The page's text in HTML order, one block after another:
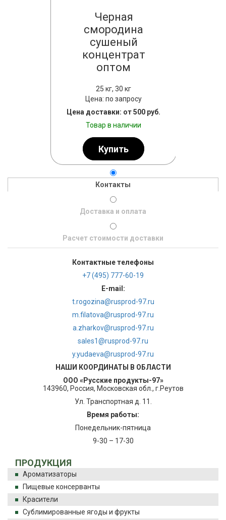
ПРОДУКЦИЯ
Ароматизаторы
Пищевые консерванты
Красители
Сублимированные ягоды и фрукты
Черная
смородина
сушеный
концентрат
оптом
25 кг, 30 кг
Цена: по запросу
Цена доставки: от 500 руб.
Товар в наличии
Купить
Контакты
Доставка и оплата
Расчет стоимости доставки
Контактные телефоны
+7 (495) 777-60-19
E-mail:
t.rogozina@rusprod-97.ru
m.filatova@rusprod-97.ru
a.zharkov@rusprod-97.ru
sales1@rusprod-97.ru
y.yudaeva@rusprod-97.ru
НАШИ КООРДИНАТЫ В ОБЛАСТИ
ООО «Русские продукты-97»
143960, Россия, Московская обл., г.Реутов
Ул. Транспортная д. 11.
Время работы:
Понедельник-пятница
9-30 – 17-30